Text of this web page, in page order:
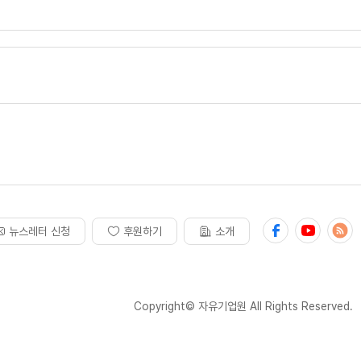
뉴스레터 신청 후원하기 소개
Copyright© 자유기업원 All Rights Reserved.